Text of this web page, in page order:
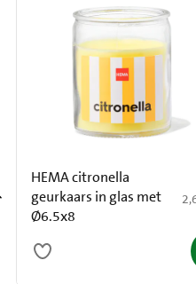
HEMA citronella
geurkaars in glas met
Ø6.5x8
€